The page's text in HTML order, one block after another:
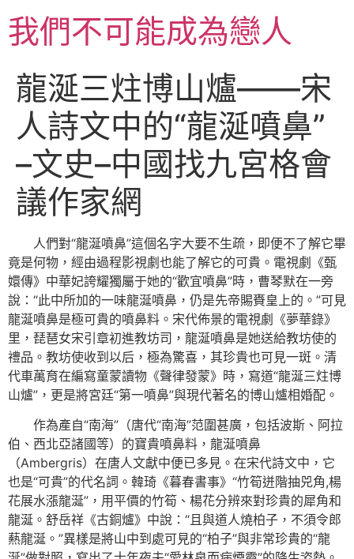
至
主我們不可能成為戀人
龍涎三炷博山爐——宋
人詩文中的“龍涎噴鼻”
–文史–中國找九宮格會
議作家網
人們對“龍涎噴鼻”這個名字大要不生疏，即便不了解它畢
竟是何物，經由過程影視劇也能了解它的可貴。電視劇《甄
嬛傳》中華妃誇耀獨屬于她的“歡宜噴鼻”時，曹琴默在一旁
說：“此中所加的一味龍涎噴鼻，仍是先帝賜賚皇上的。”可見
龍涎噴鼻是極可貴的噴鼻料。宋代佈景的電視劇《夢華錄》
里，琵琶女宋引章初進教坊司，龍涎噴鼻是她送給教坊使的
禮品。教坊使收到以后，極為驚喜，其珍貴也可見一斑。清
代車萬育在編寫童蒙讀物《聲律發蒙》時，寫道“龍涎三炷博
山爐”，更是將宮廷“第一噴鼻”與現代著名的博山爐相婚配。
作為產自“南海”（唐代“南海”范圍甚廣，包括波斯、阿拉
伯、西北亞諸國等）的寶貴噴鼻料，龍涎噴鼻
（Ambergris）在唐人文獻中便已多見。在宋代詩文中，它
也是“可貴”的代名詞。韓琦《暮春書事》“竹筍迸階抽兕角,楊
花展水漲龍涎”，用平價的竹筍、楊花分辨來對珍貴的犀角和
龍涎。舒岳祥《古銅爐》中說：“且與道人燒柏子，不須令郎
爇龍涎。”異樣是將山中到處可見的“柏子”與非常珍貴的“龍